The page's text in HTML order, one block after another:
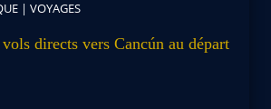
| VOYAGES
directs vers Cancún au départ